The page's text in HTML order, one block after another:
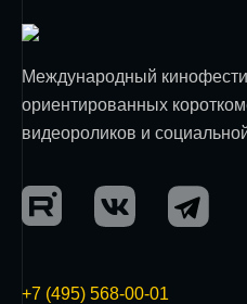
Международный
ориентированных
видеороликов и
+7 (495) 568-00-01